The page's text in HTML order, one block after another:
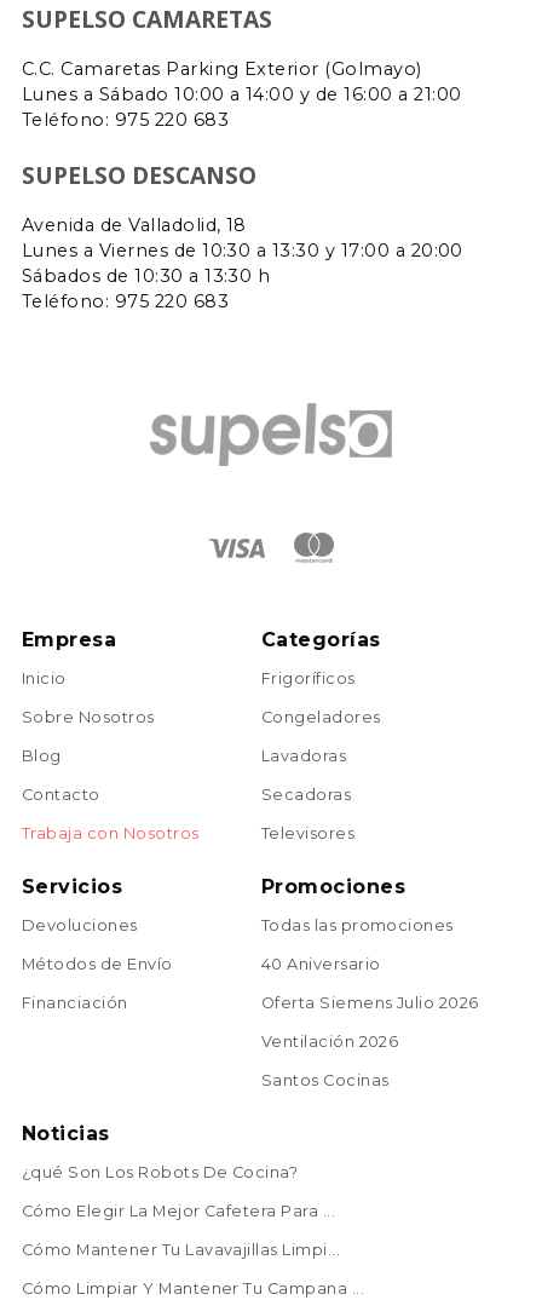
SUPELSO CAMARETAS
C.C. Camaretas Parking Exterior (Golmayo)
Lunes a Sábado 10:00 a 14:00 y de 16:00 a 21:00
Teléfono: 975 220 683
SUPELSO DESCANSO
Avenida de Valladolid, 18
Lunes a Viernes de 10:30 a 13:30 y 17:00 a 20:00
Sábados de 10:30 a 13:30 h
Teléfono: 975 220 683
Empresa
Inicio
Sobre Nosotros
Blog
Contacto
Trabaja con Nosotros
Categorías
Frigoríficos
Congeladores
Lavadoras
Secadoras
Televisores
Servicios
Devoluciones
Métodos de Envío
Financiación
Promociones
Todas las promociones
40 Aniversario
Oferta Siemens Julio 2026
Ventilación 2026
Santos Cocinas
Noticias
¿qué Son Los Robots De Cocina?
Cómo Elegir La Mejor Cafetera Para ...
Cómo Mantener Tu Lavavajillas Limpi...
Cómo Limpiar Y Mantener Tu Campana ...